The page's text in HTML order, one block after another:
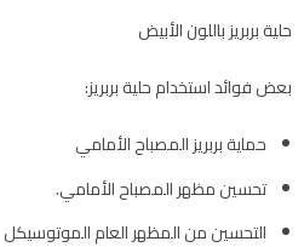
حلية بربريز باللون الأبيض
بعض فوائد استخدام حلية بربريز:
حماية بربريز المصباح الأمامي
تحسين مظهر المصباح الأمامي.
التحسين من المظهر العام الموتوسيكل